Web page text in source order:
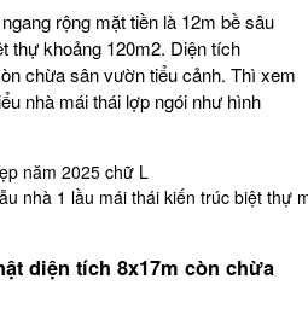
rộng mặt tiền là 12m bề sâu
thự khoảng 120m2. Diện tích
chừa sân vườn tiểu cảnh. Thì xem
nhà mái thái lợp ngói như hình
nhà 1 lầu mái thái kiến trúc biệt thự
diện tích 8x17m còn chừa